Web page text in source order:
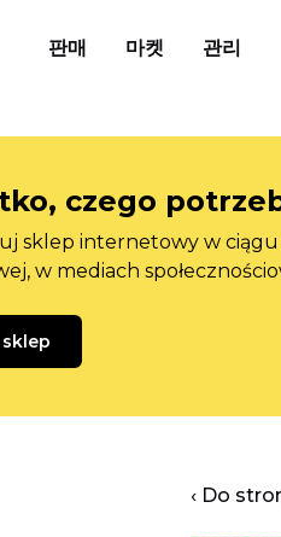
판매 마켓 관리
czego
sklep internetowy w
w mediach
‹ Do